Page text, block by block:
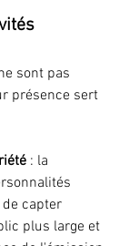
sont pas
présence sert
: la
capter
plus large et